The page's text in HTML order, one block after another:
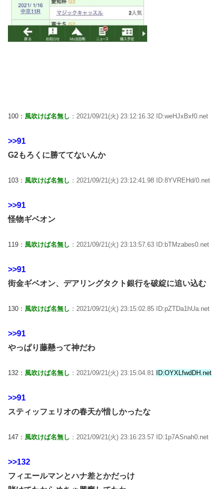
100： 風吹けば名無し ：2021/09/21(火) 23:12:16.32 ID:weHJxBxf0.net
>>91
G2もろくに勝ててないんか
103： 風吹けば名無し ：2021/09/21(火) 23:12:41.98 ID:8YVREHd/0.net
>>91
怪物ギベオン
119： 風吹けば名無し ：2021/09/21(火) 23:13:57.63 ID:bTMzabes0.net
>>91
街金ギベオン、デアリングタクト銀行を破綻に追い込む
130： 風吹けば名無し ：2021/09/21(火) 23:15:02.85 ID:pZTDa1hUa.net
>>91
やっぱり藤懸って神だわ
132： 風吹けば名無し ：2021/09/21(火) 23:15:04.81 ID:OYXLfwdDH.net
>>91
スティッフェリオの春天が惜しかったな
147： 風吹けば名無し ：2021/09/21(火) 23:16:23.57 ID:1p7ASnah0.net
>>132
フィエールマンとハナ差とかだっけ